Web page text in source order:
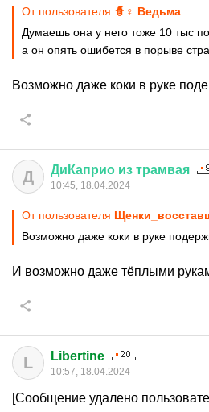
От пользователя 🧙♀ Ведьма
Думаешь она у него тоже 10 тыс
а он опять ошибется в порыве
Возможно даже коки в руке
Д ДиКаприо из трамвая
10:45, 18.04.2024
От пользователя
Возможно даже коки в руке
И возможно даже тёплыми
L Libertine
10:57, 18.04.2024
[Сообщение удалено